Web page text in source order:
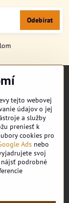
Odebírat
tejto webovej
údajov o jej
a služby
preniesť k
cookies pro
Ads nebo
svoj
nájsť podrobné